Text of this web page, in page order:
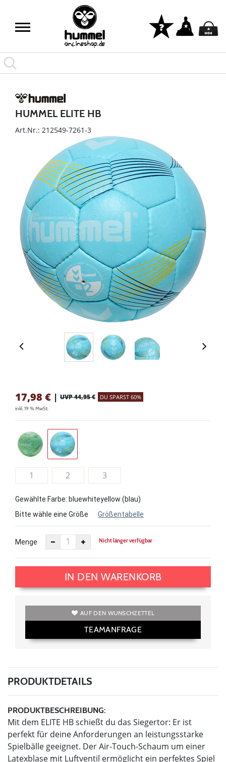
HUMMEL ELITE HB
Art.Nr.: 212549-7261-3
17,98 € | UVP 44,95 € DU SPARST 60%
inkl. 19 % MwSt.
1 2 3
Gewählte Farbe: bluewhiteyellow (blau)
Bitte wähle eine Größe
Größentabelle
Menge Nicht länger verfügbar
IN DEN WARENKORB
AUF DEN WUNSCHZETTEL
TEAMANFRAGE
PRODUKTDETAILS
PRODUKTBESCHREIBUNG:
Mit dem ELITE HB schießt du das Siegertor: Er ist
perfekt für deine Anforderungen an leistungsstarke
Spielbälle geeignet. Der Air-Touch-Schaum um einer
Latexblase mit Luftventil ermöglicht ein perfektes Spiel